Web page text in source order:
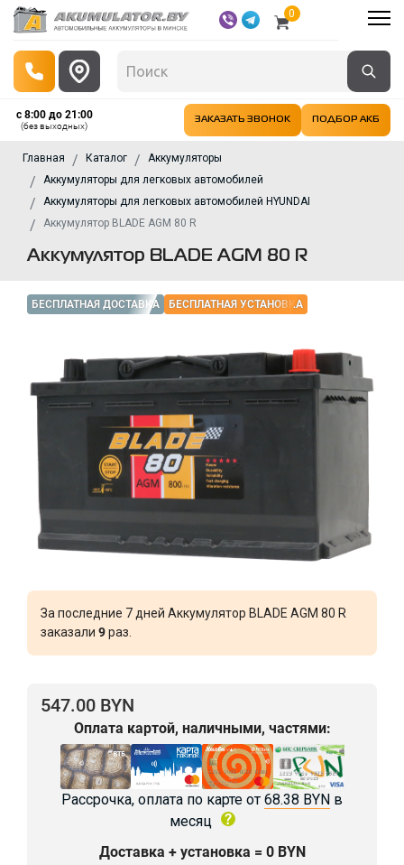
0
с 8:00 до 21:00
(без выходных)
ЗАКАЗАТЬ ЗВОНОК ПОДБОР АКБ
Главная Каталог
Аккумуляторы
Аккумуляторы для легковых автомобилей
Аккумуляторы для легковых автомобилей HYUNDAI
Аккумулятор BLADE AGM 80 R
Аккумулятор BLADE AGM 80 R
БЕСПЛАТНАЯ ДОСТАВКА БЕСПЛАТНАЯ УСТАНОВКА
За последние 7 дней Аккумулятор BLADE AGM 80 R
заказали 9раз.
547.00 BYN
Оплата картой, наличными, частями:
Рассрочка, оплата по карте от 68.38 BYN в
месяц
Доставка + установка = 0 BYN